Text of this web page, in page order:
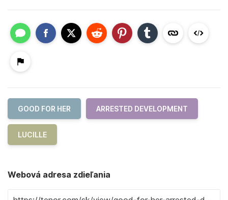
GOOD FOR HER ARRESTED DEVELOPMENT
LUCILLE
Webová adresa zdieľania